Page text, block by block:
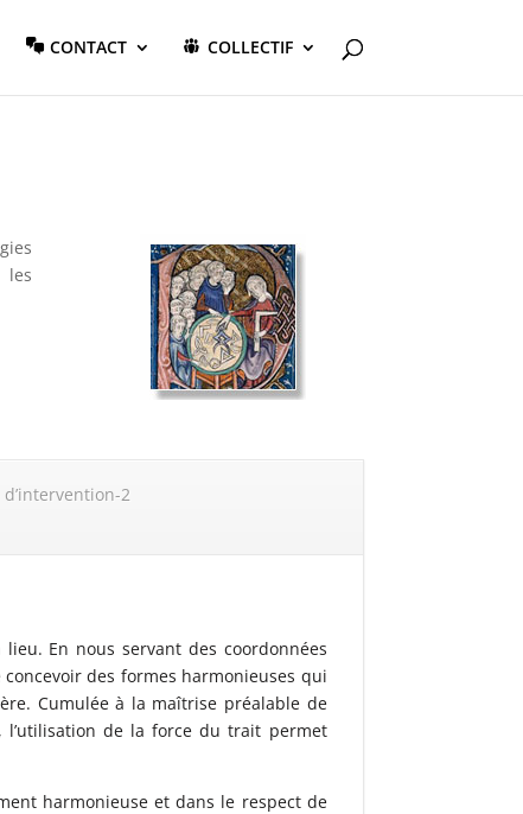
CONTACT COLLECTIF
les
d’intervention-2
En nous servant des coordonnées
des formes harmonieuses qui
Cumulée à la maîtrise préalable de
l’utilisation de la force du trait permet
harmonieuse et dans le respect de